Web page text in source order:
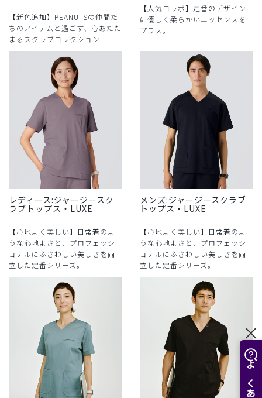
【新色追加】PEANUTSの仲間た
ちのアイテムと過ごす、心あたた
まるスクラブコレクション
【人気コラボ】定番のデザイン
に優しく柔らかいエッセンスを
プラス。
レディース:ジャージースク
ラブトップス・LUXE
【心地よく美しい】日常着のよ
うな心地よさと、プロフェッシ
ョナルにふさわしい美しさを両
立した定番シリーズ。
メンズ:ジャージースクラブ
トップス・LUXE
【心地よく美しい】日常着のよ
うな心地よさと、プロフェッシ
ョナルにふさわしい美しさを両
立した定番シリーズ。